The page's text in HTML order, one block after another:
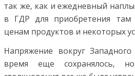
так же, как и ежедневный
в ГДР для приобретения
ценам продуктов и некоторых
Напряжение вокруг
время еще сохранялось,